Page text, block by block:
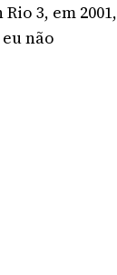
3, em 2001,
não